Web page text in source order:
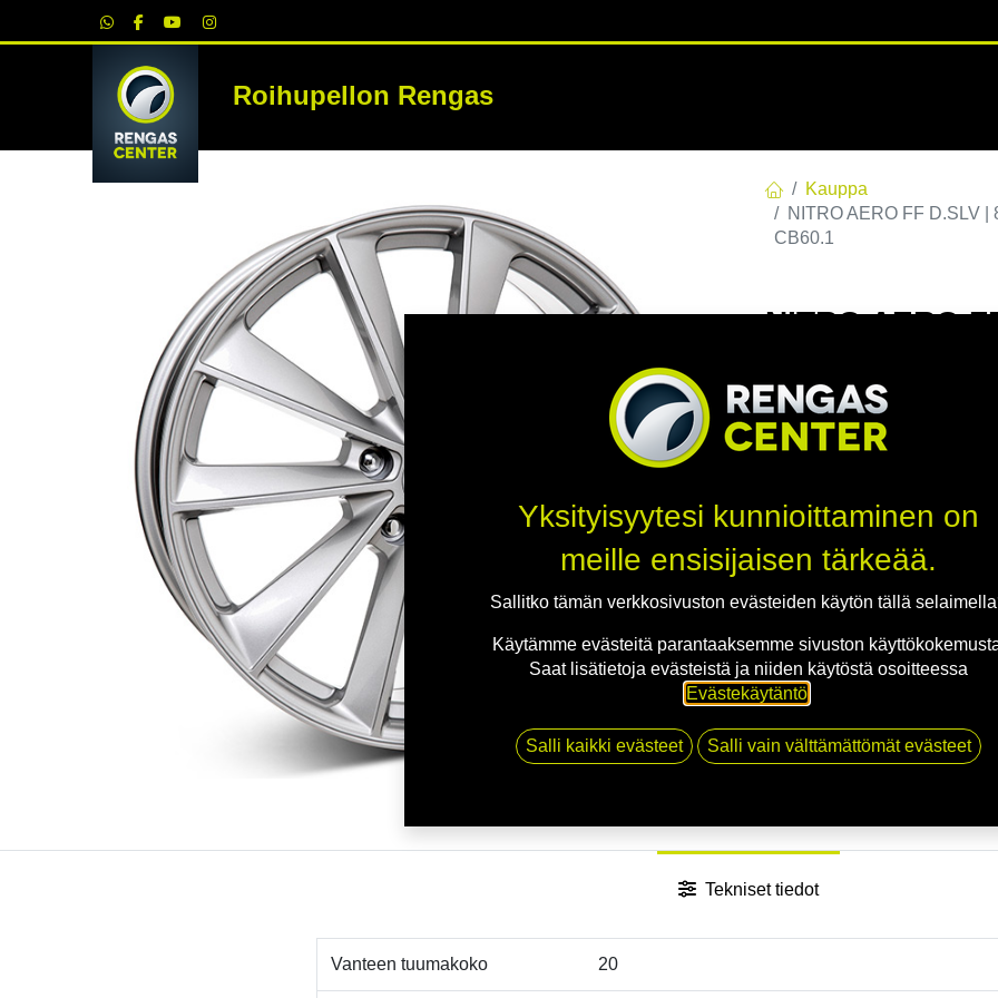
Roihupellon RengasRENKAAT
Kauppa
NITRO AERO FF D.SLV
CB60.1
NITRO AERO
EAN:7332818112006
Tällä tuotteella ei ole
Jaa
Toimitusehdot
Tekniset tiedot
Vanteen tuumakoko 20
Yksityisyytesi kunnioittaminen on
meille ensisijaisen tärkeää.
Sallitko tämän verkkosivuston evästeiden käytön tällä
Käytämme evästeitä parantaaksemme sivuston
Saat lisätietoja evästeistä ja niiden käytöstä osoitteessa
Evästekäytäntö.
Salli kaikki evästeet Salli vain välttämättömät evästeet